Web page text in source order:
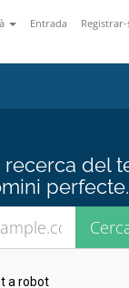
Entrada Registrar-
recerca del